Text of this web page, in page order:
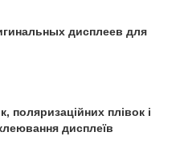
дисплеев для
поляризаційних плівок і
дисплеїв